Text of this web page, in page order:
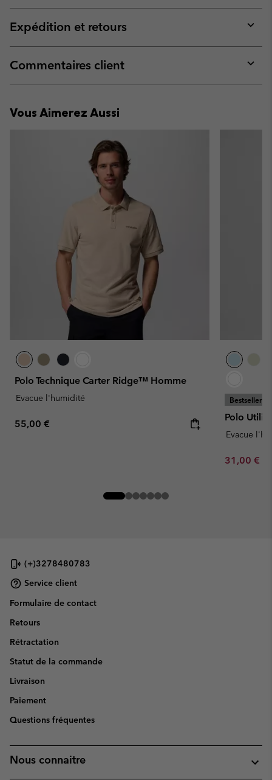
or
Expédition et retours
or
Commentaires client
or
Vous Aimerez Aussi
Polo Technique Carter Ridge™ Homme
Evacue l'humidité
Regular price:
55,00 €
Bestseller
Polo
Evacue
Minimum
31,00 €
(+)3278480783
Service client
Formulaire de contact
Retours
Rétractation
Statut de la commande
Livraison
Paiement
Questions fréquentes
Nous connaitre